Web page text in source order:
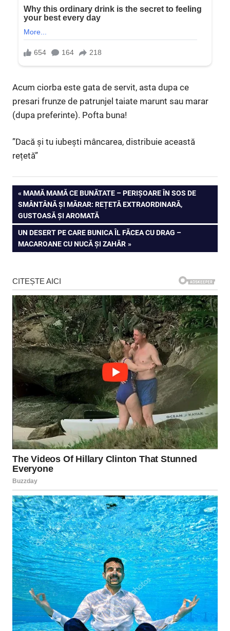
Acum ciorba este gata de servit, asta dupa ce
presari frunze de patrunjel taiate marunt sau marar
(dupa preferinte). Pofta buna!
”Dacă și tu iubești mâncarea, distribuie această
rețetă”
Navigare
în
articole
PREVIOUS
POST:
MAMĂ MAMĂ CE BUNĂTATE – PERIȘOARE ÎN SOS DE
SMÂNTÂNĂ ȘI MĂRAR: REȚETĂ EXTRAORDINARĂ,
GUSTOASĂ ȘI AROMATĂ
NEXT
POST:
UN DESERT PE CARE BUNICA ÎL FĂCEA CU DRAG –
MACAROANE CU NUCĂ ȘI ZAHĂR